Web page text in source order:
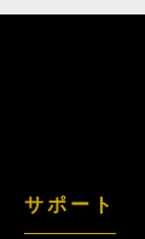
サポート